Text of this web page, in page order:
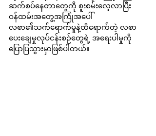
ဆက်စပ်နေတာတွေကို စူးစမ်းလေ့လာပြီး
ဝန်ထမ်းအတွေ့အကြုံအပေါ်
လစာ၏သက်ရောက်မှုနဲ့ထိရောက်တဲ့ လစာ
ပေးချေမှုလုပ်ငန်းစဉ်တွေရဲ့ အရေးပါမှုကို
ပြောပြသွားမှာဖြစ်ပါတယ်။